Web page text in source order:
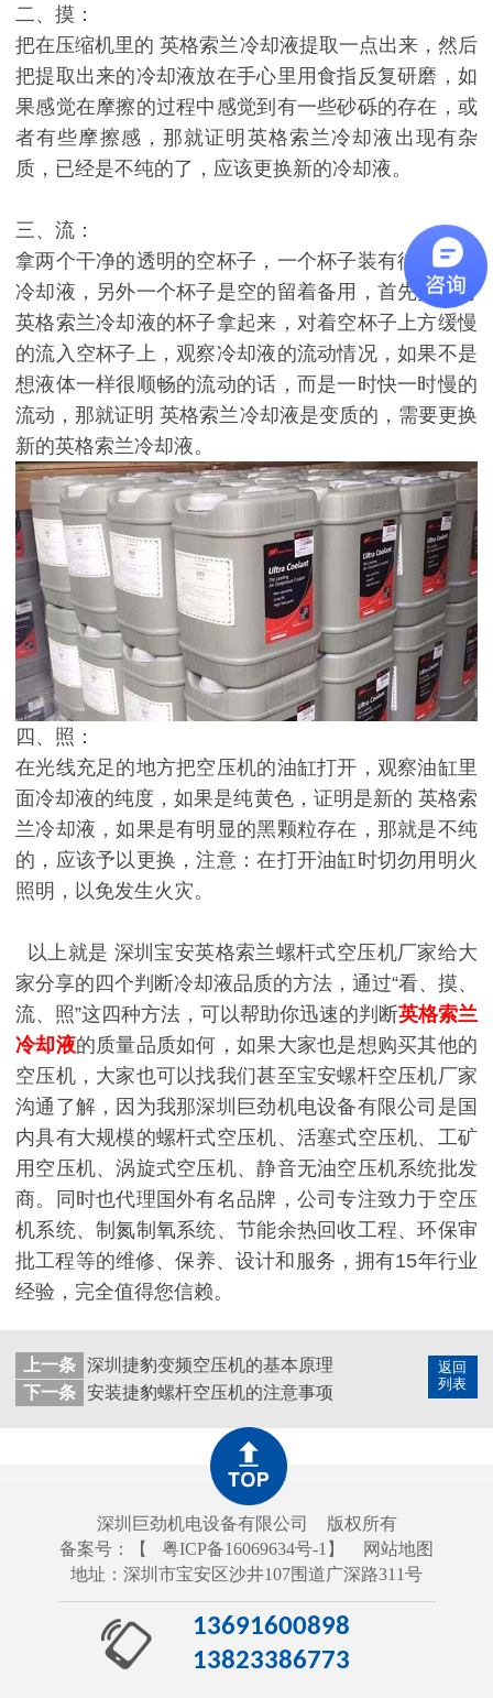
二、摸：
把在压缩机里的 英格索兰冷却液提取一点出来，然后
把提取出来的冷却液放在手心里用食指反复研磨，如
果感觉在摩擦的过程中感觉到有一些砂砾的存在，或
者有些摩擦感，那就证明英格索兰冷却液出现有杂
质，已经是不纯的了，应该更换新的冷却液。
三、流：
拿两个干净的透明的空杯子，一个杯子装有待检测的
冷却液，另外一个杯子是空的留着备用，首先把装有
英格索兰冷却液的杯子拿起来，对着空杯子上方缓慢
的流入空杯子上，观察冷却液的流动情况，如果不是
想液体一样很顺畅的流动的话，而是一时快一时慢的
流动，那就证明 英格索兰冷却液是变质的，需要更换
新的英格索兰冷却液。
四、照：
在光线充足的地方把空压机的油缸打开，观察油缸里
面冷却液的纯度，如果是纯黄色，证明是新的 英格索
兰冷却液，如果是有明显的黑颗粒存在，那就是不纯
的，应该予以更换，注意：在打开油缸时切勿用明火
照明，以免发生火灾。
以上就是 深圳宝安英格索兰螺杆式空压机厂家给大
家分享的四个判断冷却液品质的方法，通过“看、摸、
流、照”这四种方法，可以帮助你迅速的判断英格索兰
冷却液的质量品质如何，如果大家也是想购买其他的
空压机，大家也可以找我们甚至宝安螺杆空压机厂家
沟通了解，因为我那深圳巨劲机电设备有限公司是国
内具有大规模的螺杆式空压机、活塞式空压机、工矿
用空压机、涡旋式空压机、静音无油空压机系统批发
商。同时也代理国外有名品牌，公司专注致力于空压
机系统、制氮制氧系统、节能余热回收工程、环保审
批工程等的维修、保养、设计和服务，拥有15年行业
经验，完全值得您信赖。
返回
列表
上一条 深圳捷豹变频空压机的基本原理
下一条 安装捷豹螺杆空压机的注意事项
深圳巨劲机电设备有限公司
版权所有
备案号：【
粤ICP备16069634号-1 】
网站地图
地址：深圳市宝安区沙井107围道广深路311号
13691600898
13823386773